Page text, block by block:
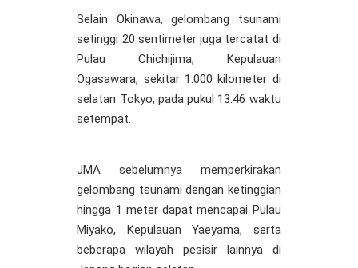
Selain Okinawa, gelombang tsunami
setinggi 20 sentimeter juga tercatat di
Pulau Chichijima, Kepulauan
Ogasawara, sekitar 1.000 kilometer di
selatan Tokyo, pada pukul 13.46 waktu
setempat.
JMA sebelumnya memperkirakan
gelombang tsunami dengan ketinggian
hingga 1 meter dapat mencapai Pulau
Miyako, Kepulauan Yaeyama, serta
beberapa wilayah pesisir lainnya di